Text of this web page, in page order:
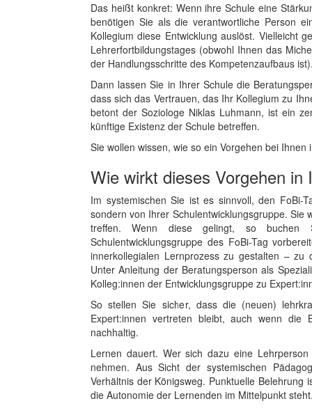
Das heißt konkret: Wenn ihre Schule eine
benötigen Sie als die verantwortliche Person
Kollegium diese Entwicklung auslöst. Vielleicht
Lehrerfortbildungstages (obwohl Ihnen das
der Handlungsschritte des Kompetenzaufbaus
Dann lassen Sie in Ihrer Schule die
dass sich das Vertrauen, das Ihr Kollegium zu
betont der Soziologe Niklas Luhmann, ist ein
künftige Existenz der Schule betreffen.
Sie wollen wissen, wie so ein Vorgehen bei Ihnen
Wie wirkt dieses Vorgehen in
Im systemischen Sie ist es sinnvoll, den FoBi-
sondern von Ihrer Schulentwicklungsgruppe.
treffen. Wenn diese gelingt, so buchen
Schulentwicklungsgruppe des FoBi-Tag
innerkollegialen Lernprozess zu gestalten –
Unter Anleitung der Beratungsperson als
Kolleg:innen der Entwicklungsgruppe zu
So stellen Sie sicher, dass die (neuen)
Expert:innen vertreten bleibt, auch wenn die
nachhaltig.
Lernen dauert. Wer sich dazu eine
nehmen. Aus Sicht der systemischen
Verhältnis der Königsweg. Punktuelle
die Autonomie der Lernenden im Mittelpunkt